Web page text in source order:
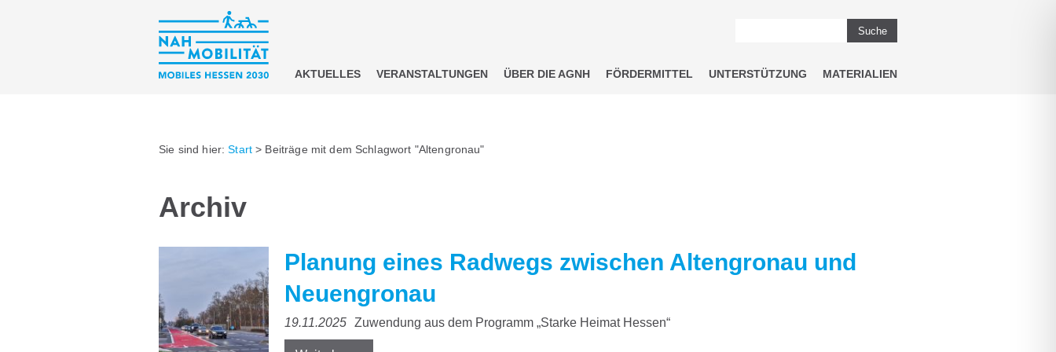
Suche
AKTUELLES VERANSTALTUNGEN ÜBER DIE AGNH FÖRDERMITTEL UNTERSTÜTZUNG MATERIALIEN
Sie sind hier:Start > Beiträge mit dem Schlagwort "Altengronau"
Archiv
Planung eines Radwegs zwischen Altengronau und
Neuengronau
19.11.2025 Zuwendung aus dem Programm „Starke Heimat Hessen“